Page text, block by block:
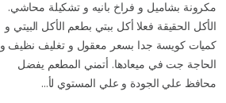
مكرونة بشاميل و فراخ بانيه و تشكيلة محاشي.
الأكل الحقيقة فعلا أكل ببتي بطعم الأكل البيتي و
كميات كويسة جدا بسعر معقول و تغليف نظيف و
الحاجة جت في ميعادها. أتمني المطعم يفضل
محافظ علي الجودة و علي المستوي لأ...